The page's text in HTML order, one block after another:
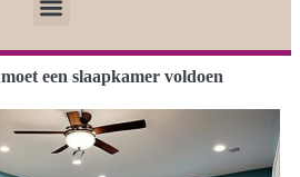
een slaapkamer voldoen